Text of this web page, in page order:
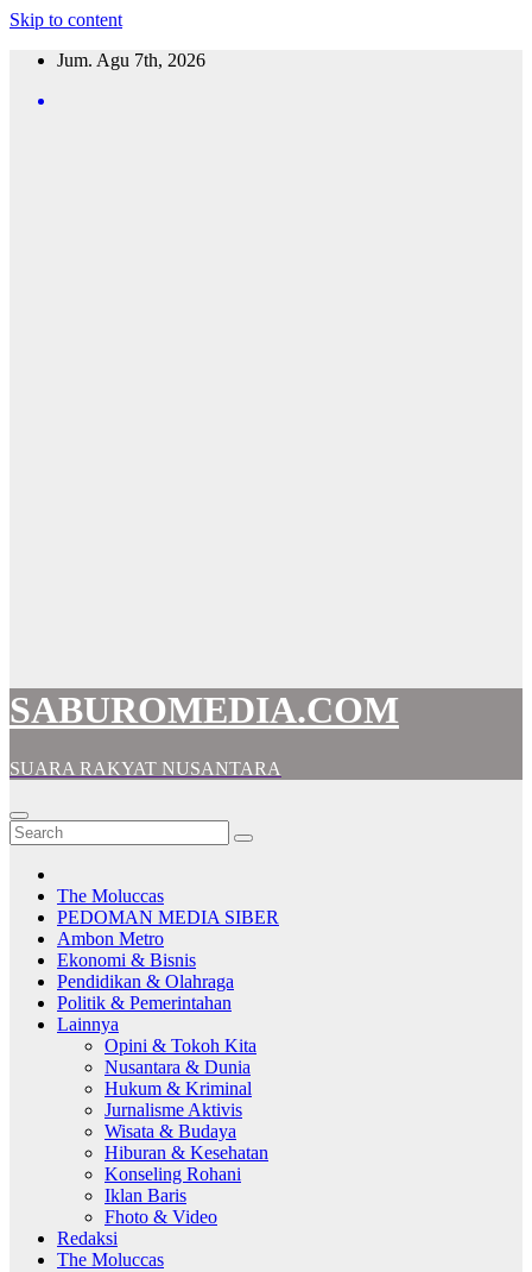
Skip to content
Jum. Agu 7th, 2026
SABUROMEDIA.COM
SUARA RAKYAT NUSANTARA
The Moluccas
PEDOMAN MEDIA SIBER
Ambon Metro
Ekonomi & Bisnis
Pendidikan & Olahraga
Politik & Pemerintahan
Lainnya
Opini & Tokoh Kita
Nusantara & Dunia
Hukum & Kriminal
Jurnalisme Aktivis
Wisata & Budaya
Hiburan & Kesehatan
Konseling Rohani
Iklan Baris
Fhoto & Video
Redaksi
The Moluccas